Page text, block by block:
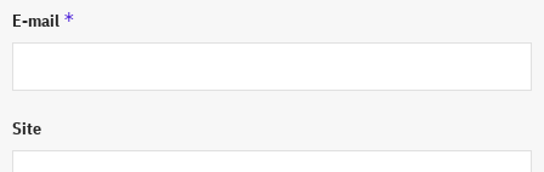
E-mail *
Site